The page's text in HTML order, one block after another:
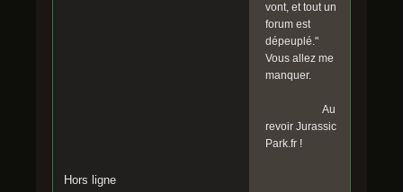
vont, et tout un
forum est
dépeuplé."
Vous allez me
manquer.
Au
revoir Jurassic
Park.fr !
Hors ligne